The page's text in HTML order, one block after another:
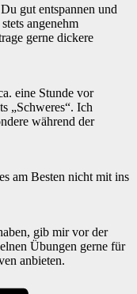
gut entspannen und
angenehm
gerne dickere
eine Stunde vor
„Schweres“. Ich
während der
am Besten nicht mit ins
gib mir vor der
Übungen gerne für
anbieten.